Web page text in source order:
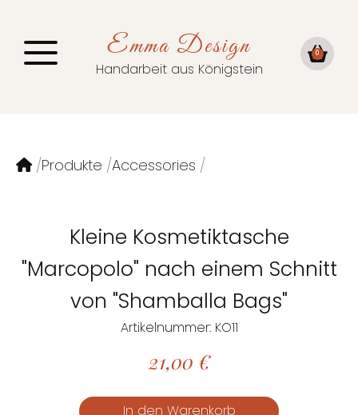
Emma Design
Handarbeit aus Königstein
0
Produkte Accessories
Kleine Kosmetiktasche
"Marcopolo" nach einem Schnitt
von "Shamballa Bags"
Artikelnummer: KO11
21,00 €